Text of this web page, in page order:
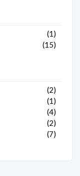
(1)
(15)
(2)
(1)
(4)
(2)
(7)